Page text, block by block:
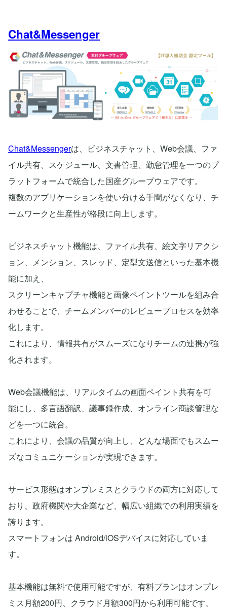
Chat&Messenger
Chat&Messengerは、ビジネスチャット、Web会議、ファ
イル共有、スケジュール、文書管理、勤怠管理を一つのプ
ラットフォームで統合した国産グループウェアです。
複数のアプリケーションを使い分ける手間がなくなり、チ
ームワークと生産性が格段に向上します。
ビジネスチャット機能は、ファイル共有、絵文字リアクシ
ョン、メンション、スレッド、定型文送信といった基本機
能に加え、
スクリーンキャプチャ機能と画像ペイントツールを組み合
わせることで、チームメンバーのレビュープロセスを効率
化します。
これにより、情報共有がスムーズになりチームの連携が強
化されます。
Web会議機能は、リアルタイムの画面ペイント共有を可
能にし、多言語翻訳、議事録作成、オンライン商談管理な
どを一つに統合。
これにより、会議の品質が向上し、どんな場面でもスムー
ズなコミュニケーションが実現できます。
サービス形態はオンプレミスとクラウドの両方に対応して
おり、政府機関や大企業など、幅広い組織での利用実績を
誇ります。
スマートフォンは Android/iOSデバイスに対応していま
す。
基本機能は無料で使用可能ですが、有料プランはオンプレ
ミス月額200円、クラウド月額300円から利用可能です。